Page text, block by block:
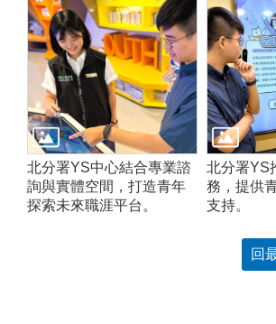
北分署YS中心結合專業諮
詢與實體空間，打造青年
探索未來職涯平台。
北分署YS
務，提供
支持。
回